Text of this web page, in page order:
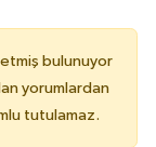
bulunuyor
yorumlardan
tutulamaz.